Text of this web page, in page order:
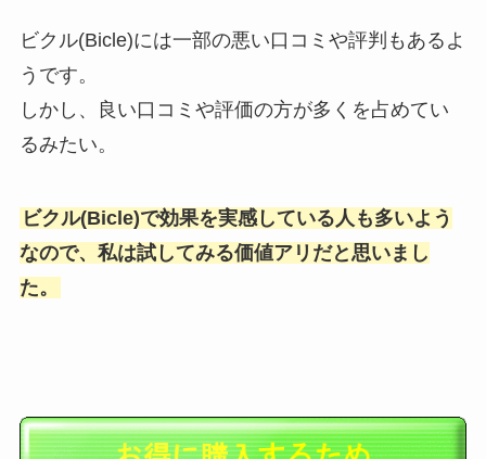
ビクル(Bicle)には一部の悪い口コミや評判もあるよ
うです。
しかし、良い口コミや評価の方が多くを占めてい
るみたい。
ビクル(Bicle)で効果を実感している人も多いよう
なので、私は試してみる価値アリだと思いまし
た。